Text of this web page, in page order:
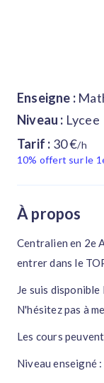
Enseigne :
Niveau : Lycee
Tarif : 30 €/h
10% offert sur le
À propos
Centralien en 2e
entrer dans le
Je suis disponible
N'hésitez pas à
Les cours
Niveau enseigné